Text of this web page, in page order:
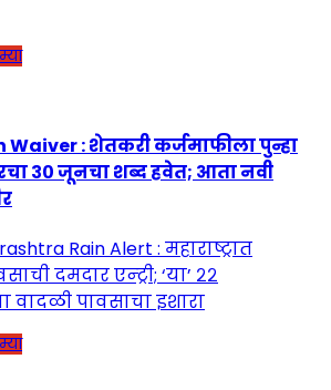
Waiver : शेतकरी कर्जमाफीला पुन्हा
३० जूनचा शब्द हवेत; आता नवी